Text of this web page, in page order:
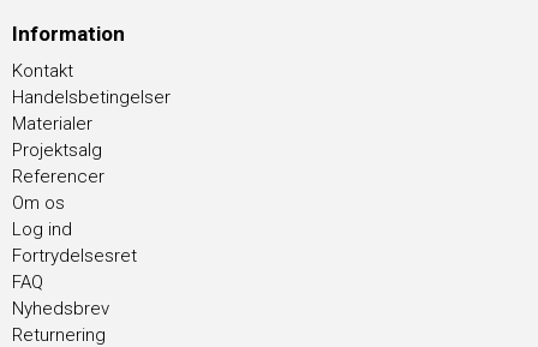
Information
Kontakt
Handelsbetingelser
Materialer
Projektsalg
Referencer
Om os
Log ind
Fortrydelsesret
FAQ
Nyhedsbrev
Returnering